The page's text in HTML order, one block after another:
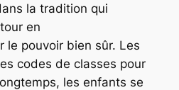
la tradition qui
en
le pouvoir bien sûr. Les
codes de classes pour
les enfants se